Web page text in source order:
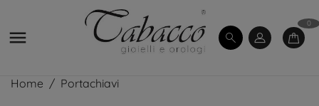

0
Home Portachiavi